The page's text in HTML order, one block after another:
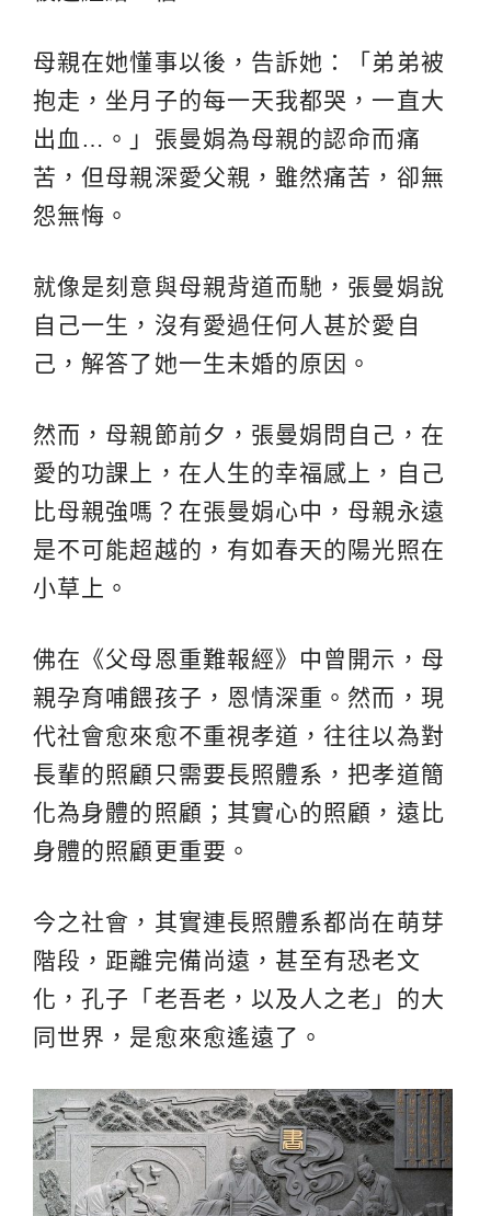
母親在她懂事以後，告訴她：「弟弟被
抱走，坐月子的每一天我都哭，一直大
出血…。」張曼娟為母親的認命而痛
苦，但母親深愛父親，雖然痛苦，卻無
怨無悔。
就像是刻意與母親背道而馳，張曼娟說
自己一生，沒有愛過任何人甚於愛自
己，解答了她一生未婚的原因。
然而，母親節前夕，張曼娟問自己，在
愛的功課上，在人生的幸福感上，自己
比母親強嗎？在張曼娟心中，母親永遠
是不可能超越的，有如春天的陽光照在
小草上。
佛在《父母恩重難報經》中曾開示，母
親孕育哺餵孩子，恩情深重。然而，現
代社會愈來愈不重視孝道，往往以為對
長輩的照顧只需要長照體系，把孝道簡
化為身體的照顧；其實心的照顧，遠比
身體的照顧更重要。
今之社會，其實連長照體系都尚在萌芽
階段，距離完備尚遠，甚至有恐老文
化，孔子「老吾老，以及人之老」的大
同世界，是愈來愈遙遠了。